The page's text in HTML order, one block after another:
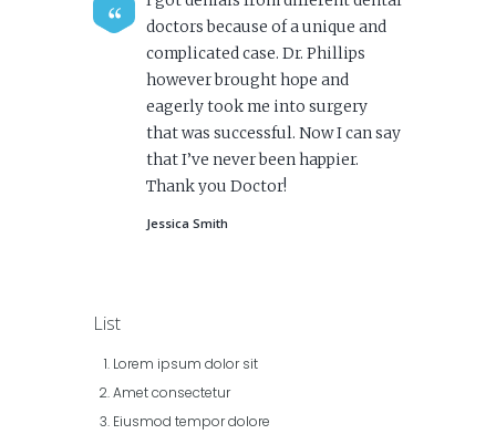
doctors because of a unique and
complicated case. Dr. Phillips
however brought hope and
eagerly took me into surgery
that was successful. Now I can say
that I’ve never been happier.
Thank you Doctor!
Jessica Smith
List
Lorem ipsum dolor sit
Amet consectetur
Eiusmod tempor dolore